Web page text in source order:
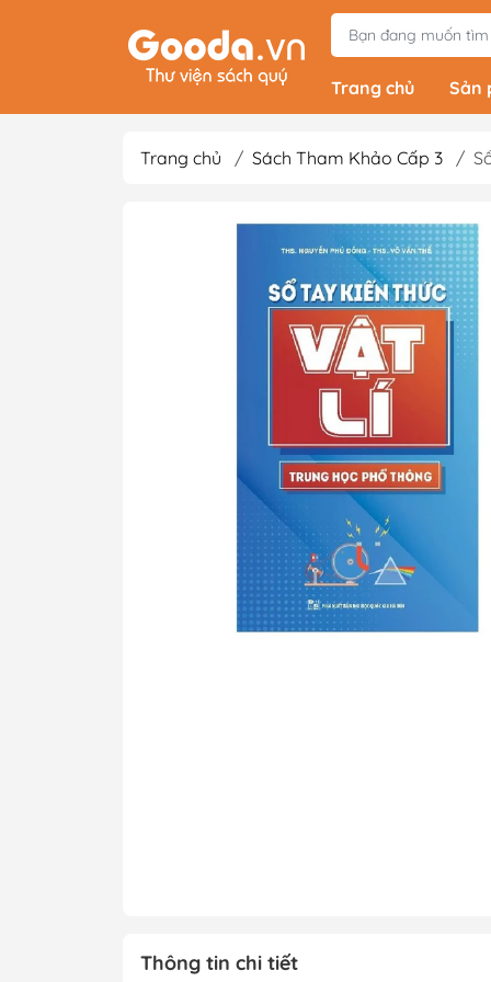
Trang chủ
Sản
Light Novels - Tản
Giả Tưởng - Kinh
Thám
Văn Học Kinh Điển
Xem thêm
Sách Ehon &
Thiếu Nhi
Tô Màu - Luyện
Kiến Thức Bách
Trẻ
Đạo Đức - Kỹ
Trang chủ / Sách Tham Khảo Cấp 3 /
Thông tin chi tiết